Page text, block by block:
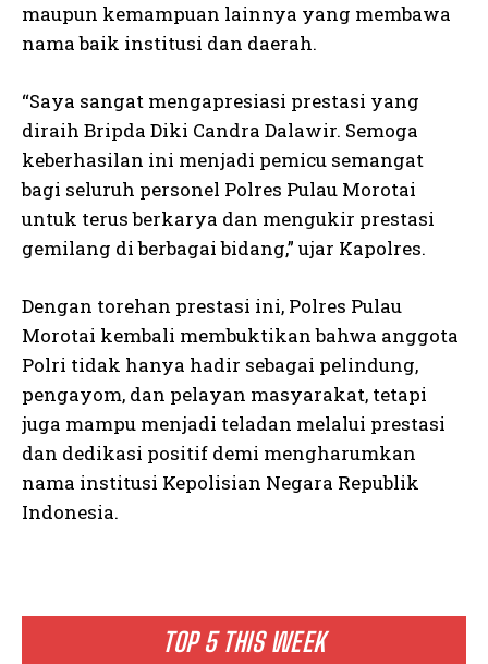
TOP 5 THIS WEEK
maupun kemampuan lainnya yang membawa
nama baik institusi dan daerah.
“Saya sangat mengapresiasi prestasi yang
diraih Bripda Diki Candra Dalawir. Semoga
keberhasilan ini menjadi pemicu semangat
bagi seluruh personel Polres Pulau Morotai
untuk terus berkarya dan mengukir prestasi
gemilang di berbagai bidang,” ujar Kapolres.
Dengan torehan prestasi ini, Polres Pulau
Morotai kembali membuktikan bahwa anggota
Polri tidak hanya hadir sebagai pelindung,
pengayom, dan pelayan masyarakat, tetapi
juga mampu menjadi teladan melalui prestasi
dan dedikasi positif demi mengharumkan
nama institusi Kepolisian Negara Republik
Indonesia.